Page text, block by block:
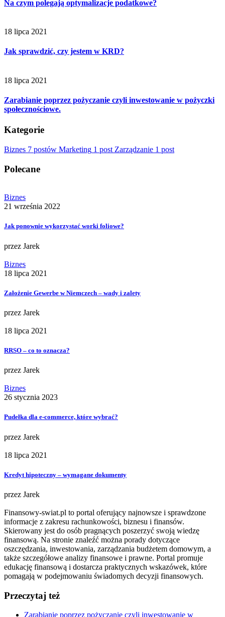
Na czym polegają optymalizacje podatkowe?
18 lipca 2021
Jak sprawdzić, czy jestem w KRD?
18 lipca 2021
Zarabianie poprzez pożyczanie czyli inwestowanie w pożyczki
społecznościowe.
Kategorie
Biznes 7 postów Marketing 1 post Zarządzanie 1 post
Polecane
Biznes
21 września 2022
Jak ponownie wykorzystać worki foliowe?
przez Jarek
Biznes
18 lipca 2021
Założenie Gewerbe w Niemczech – wady i zalety
przez Jarek
18 lipca 2021
RRSO – co to oznacza?
przez Jarek
Biznes
26 stycznia 2023
Pudełka dla e-commerce, które wybrać?
przez Jarek
18 lipca 2021
Kredyt hipoteczny – wymagane dokumenty
przez Jarek
Finansowy-swiat.pl to portal oferujący najnowsze i sprawdzone
informacje z zakresu rachunkowości, biznesu i finansów.
Skierowany jest do osób pragnących poszerzyć swoją wiedzę
finansową. Na stronie znaleźć można porady dotyczące
oszczędzania, inwestowania, zarządzania budżetem domowym, a
także szczegółowe analizy finansowe i prawne. Portal promuje
edukację finansową i dostarcza praktycznych wskazówek, które
pomagają w podejmowaniu świadomych decyzji finansowych.
Przeczytaj też
Zarabianie poprzez pożyczanie czyli inwestowanie w